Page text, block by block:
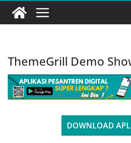
ThemeGrill Demo
DOWNLOAD